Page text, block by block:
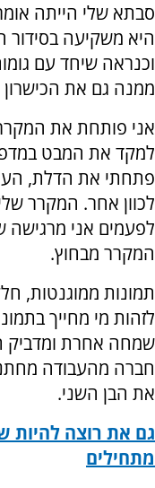
סבתא שלי הייתה
היא משקיעה
וכנראה שיחד עם
ממנה גם את
אני פותחת את
למקד את המבט
פתחתי את הדלת,
לכוון אחר. המקרר
לפעמים אני מרגישה
המקרר מבחוץ.
תמונות ממוגנטות,
לזהות מי מחייך
שמחה אחרת ומדביק
חברה מהעבודה
את הבן השני.
גם את רוצה להיות
מתחילים